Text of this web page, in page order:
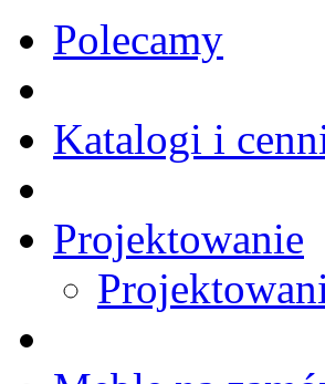
Polecamy
Katalogi i
Projektowanie